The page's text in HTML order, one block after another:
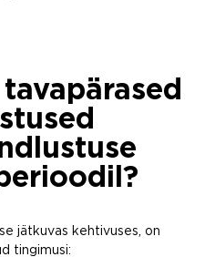
jätkuvas kehtivuses, on
tingimusi: